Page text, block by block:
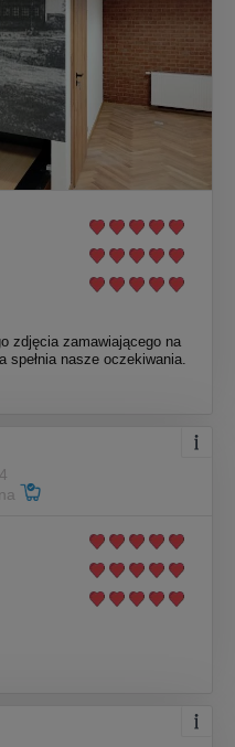
zdjęcia zamawiającego na
spełnia nasze oczekiwania.